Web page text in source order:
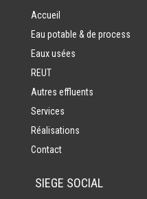
Accueil
Eau potable & de process
Eaux usées
REUT
Autres effluents
Services
Réalisations
Contact
SIEGE SOCIAL